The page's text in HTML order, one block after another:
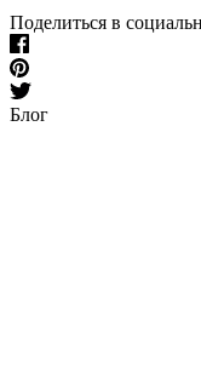
Поделиться в
Блог